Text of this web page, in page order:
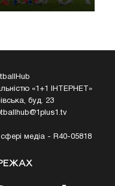
«1+1 ІНТЕРНЕТ»
буд. 23
сфері медіа - R40-05818